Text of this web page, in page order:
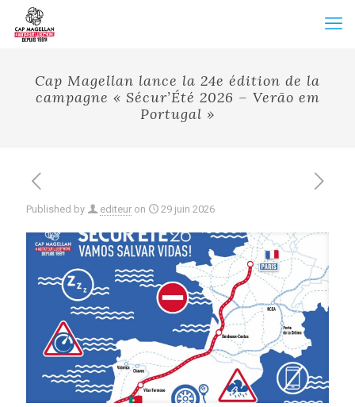
Cap Magellan lance la 24e édition de la
campagne « Sécur’Été 2026 – Verão em
Portugal »
Published by editeur on 29 juin 2026